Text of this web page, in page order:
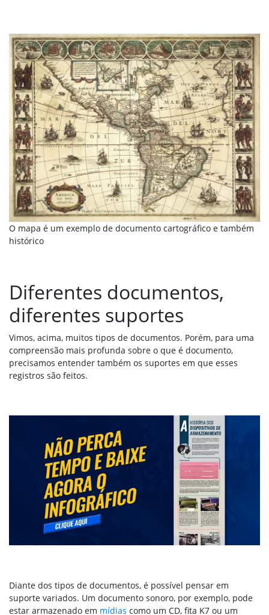
O mapa é um exemplo de documento cartográfico e também
histórico
Diferentes documentos,
diferentes suportes
Vimos, acima, muitos tipos de documentos. Porém, para uma
compreensão mais profunda sobre o que é documento,
precisamos entender também os suportes em que esses
registros são feitos.
Diante dos tipos de documentos, é possível pensar em
suporte variados. Um documento sonoro, por exemplo, pode
estar armazenado em mídias como um CD, fita K7 ou um